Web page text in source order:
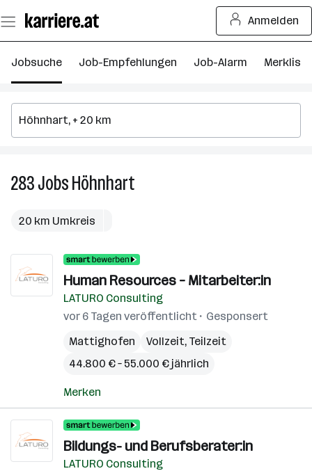
Seiteninhalt
springen
Anmelden
Jobsuche Job-Empfehlungen Job-Alarm Merkliste
283JobsHöhnhart
20 km Umkreis
Human Resources – Mitarbeiter:in
LATURO Consulting
vor 6 Tagen veröffentlicht
Gesponsert
Mattighofen
Vollzeit, Teilzeit
44.800 € – 55.000 € jährlich
Merken
Bildungs- und Berufsberater:in
LATURO Consulting